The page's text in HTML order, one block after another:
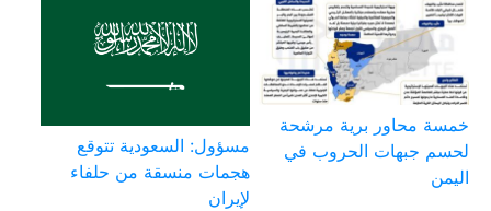
خمسة محاور برية مرشحة
لحسم جبهات الحروب في
اليمن
مسؤول: السعودية تتوقع
هجمات منسقة من حلفاء
لإيران